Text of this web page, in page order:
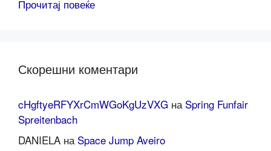
Прочитај повеќе
Скорешни коментари
cHgftyeRFYXrCmWGoKgUzVXG на Spring Funfair
Spreitenbach
DANIELA на Space Jump Aveiro